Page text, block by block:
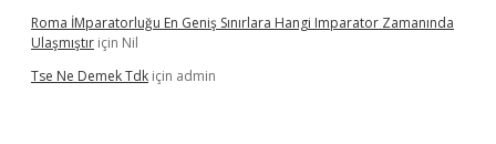
Roma İMparatorluğu En Geniş Sınırlara Hangi Imparator Zamanında
Ulaşmıştır için Nil
Tse Ne Demek Tdk için admin